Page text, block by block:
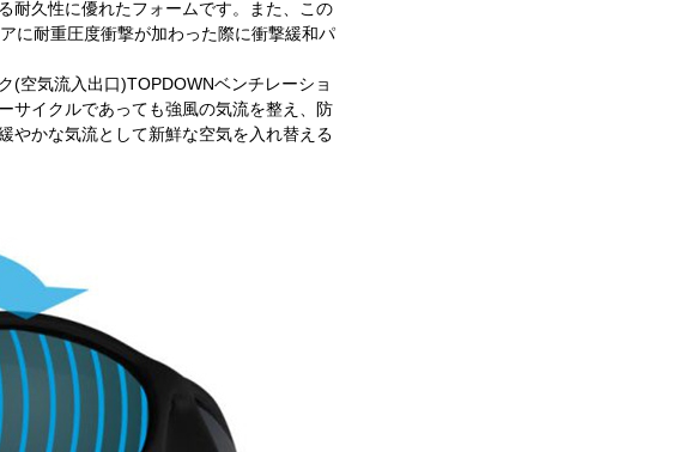
耐久性に優れたフォームです。また、この
に耐重圧度衝撃が加わった際に衝撃緩和パ
空気流入出口)TOPDOWNベンチレーショ
サイクルであっても強風の気流を整え、防
やかな気流として新鮮な空気を入れ替える